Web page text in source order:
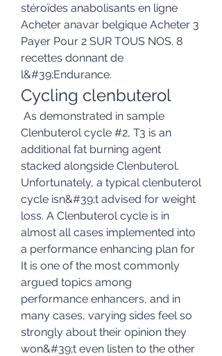
stéroïdes anabolisants en ligne
Acheter anavar belgique Acheter 3
Payer Pour 2 SUR TOUS NOS. 8
recettes donnant de
l&#39;Endurance.
Cycling clenbuterol
Clenbuterol cycle #2, T3 is an
additional fat burning agent
stacked alongside Clenbuterol.
Unfortunately, a typical clenbuterol
cycle isn&#39;t advised for weight
loss. A Clenbuterol cycle is in
almost all cases implemented into
a performance enhancing plan for
It is one of the most commonly
argued topics among
performance enhancers, and in
many cases, varying sides feel so
strongly about their opinion they
won&#39;t even listen to the other